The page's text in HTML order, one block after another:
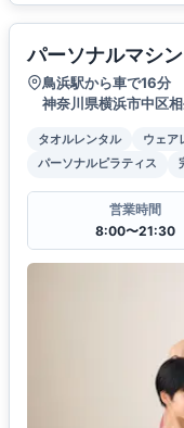
パーソナルマシ
鳥浜駅から車で16分
神奈川県横浜市中区
タオルレンタル ウェア
パーソナルピラティス
営業時間
8:00〜21:30